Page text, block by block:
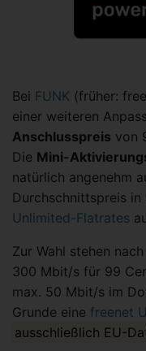
Bei FUNK (früher:
einer weiteren
Anschlusspreis von
Die Mini-
natürlich angenehm
Durchschnittspreis in
Unlimited-Flatrates
Zur Wahl stehen
300 Mbit/s für 99
max. 50 Mbit/s im
Grunde eine freenet
ausschließlich EU-